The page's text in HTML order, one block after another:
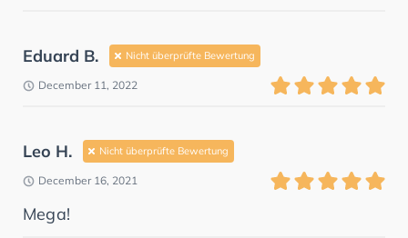
Eduard B. Nicht überprüfte Bewertung
December 11, 2022
Leo H. Nicht überprüfte Bewertung
December 16, 2021
Mega!